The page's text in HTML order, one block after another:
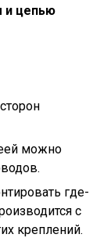
и цепью
можно
где-
с
креплений.